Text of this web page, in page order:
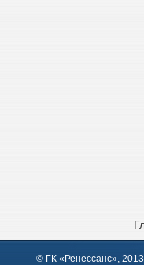
© ГК «Ренессанс»,